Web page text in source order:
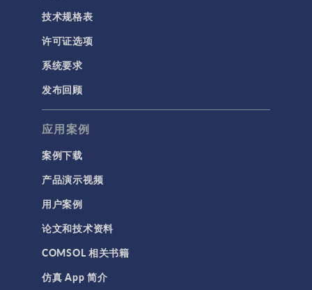
技术规格表
许可证选项
系统要求
发布回顾
应用案例
案例下载
产品演示视频
用户案例
论文和技术资料
COMSOL 相关书籍
仿真 App 简介